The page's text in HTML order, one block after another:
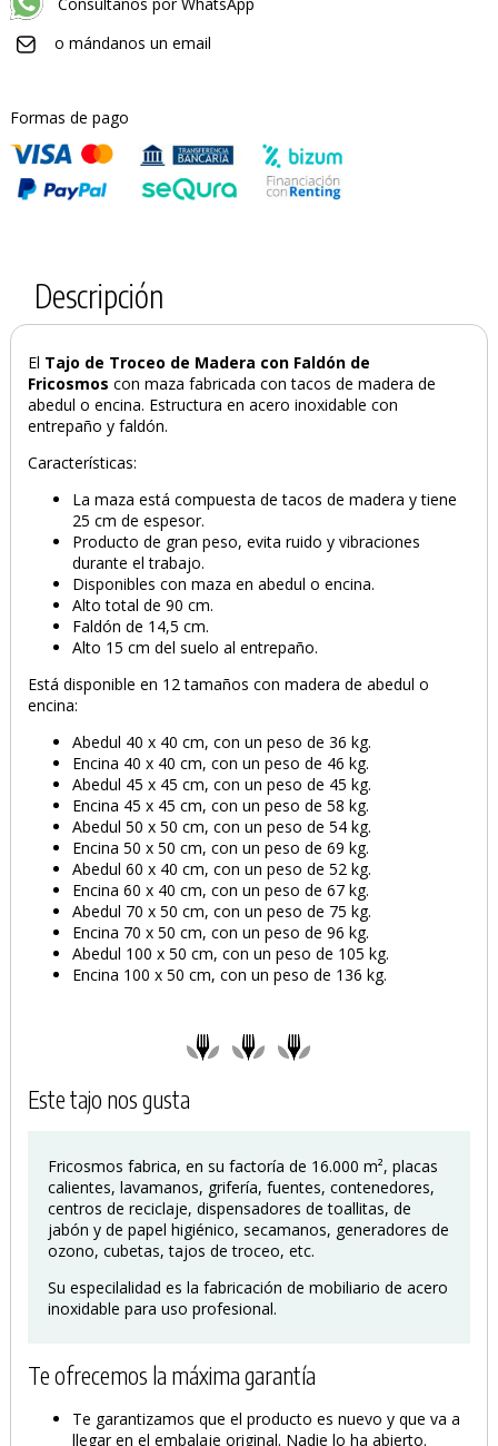
o mándanos un email
Formas de pago
Descripción
El Tajo de Troceo de Madera con Faldón de
Fricosmoscon maza fabricada con tacos de madera de
abedul o encina. Estructura en acero inoxidable con
entrepaño y faldón.
Características:
La maza está compuesta de tacos de madera y tiene
25 cm de espesor.
Producto de gran peso, evita ruido y vibraciones
durante el trabajo.
Disponibles con maza en abedul o encina.
Alto total de 90 cm.
Faldón de 14,5 cm.
Alto 15 cm del suelo al entrepaño.
Está disponible en 12 tamaños con madera de abedul o
encina:
Abedul 40 x 40 cm, con un peso de 36 kg.
Encina 40 x 40 cm, con un peso de 46 kg.
Abedul 45 x 45 cm, con un peso de 45 kg.
Encina 45 x 45 cm, con un peso de 58 kg.
Abedul 50 x 50 cm, con un peso de 54 kg.
Encina 50 x 50 cm, con un peso de 69 kg.
Abedul 60 x 40 cm, con un peso de 52 kg.
Encina 60 x 40 cm, con un peso de 67 kg.
Abedul 70 x 50 cm, con un peso de 75 kg.
Encina 70 x 50 cm, con un peso de 96 kg.
Abedul 100 x 50 cm, con un peso de 105 kg.
Encina 100 x 50 cm, con un peso de 136 kg.
Este tajo nos gusta
Fricosmos fabrica, en su factoría de 16.000 m², placas
calientes, lavamanos, grifería, fuentes, contenedores,
centros de reciclaje, dispensadores de toallitas, de
jabón y de papel higiénico, secamanos, generadores de
ozono, cubetas, tajos de troceo, etc.
Su especilalidad es la fabricación de mobiliario de acero
inoxidable para uso profesional.
Te ofrecemos la máxima garantía
Te garantizamos que el producto es nuevo y que va a
llegar en el embalaje original. Nadie lo ha abierto.